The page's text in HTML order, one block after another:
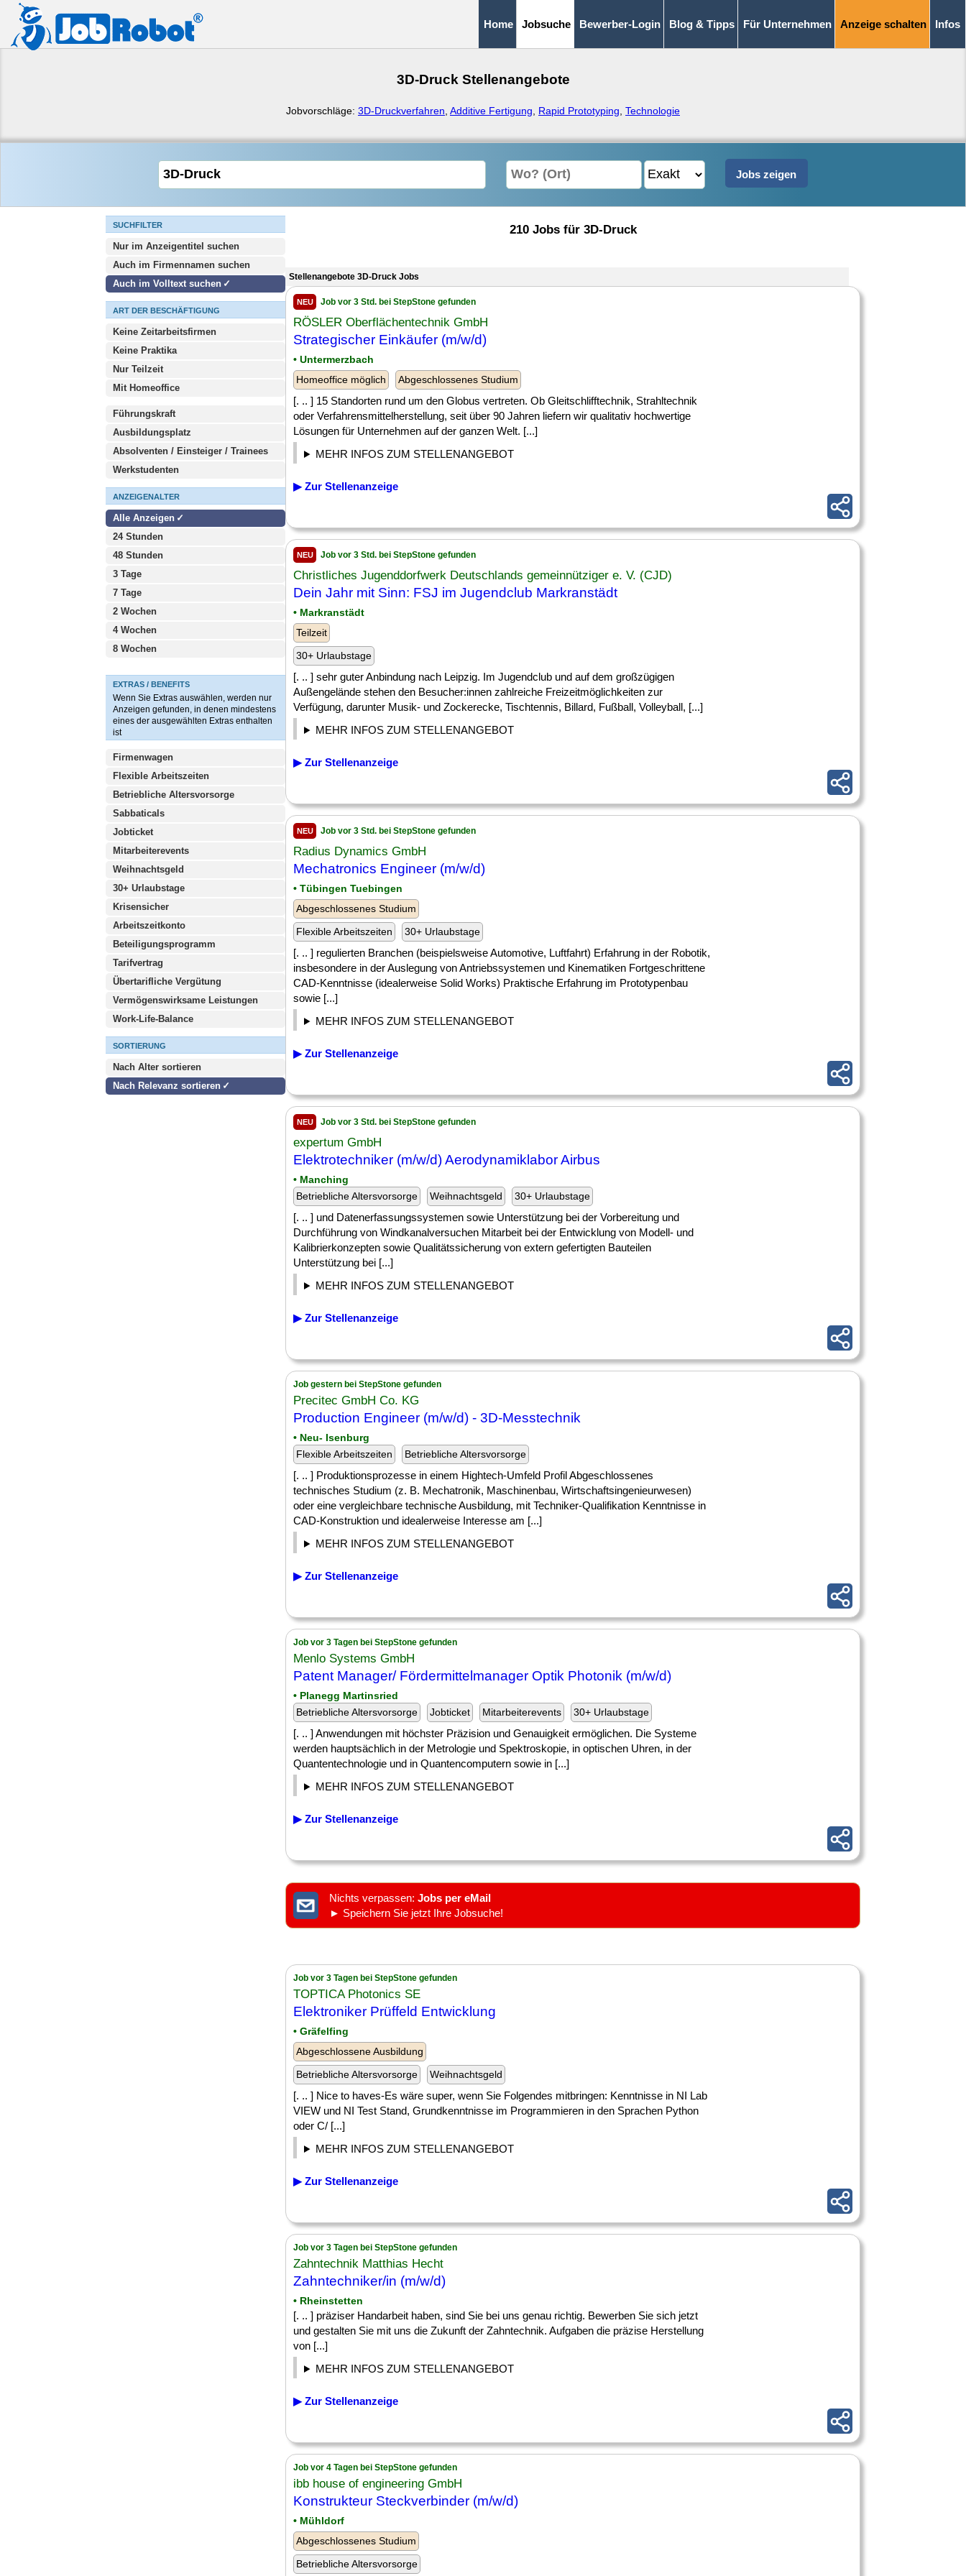
Home Jobsuche Bewerber-Login Blog & Tipps Für Unternehmen Anzeige schalten Infos
3D-Druck Stellenangebote
Jobvorschläge: 3D-Druckverfahren Additive Fertigung Rapid Prototyping Technologie
SUCHFILTER
Nur im Anzeigentitel suchen
Auch im Firmennamen suchen
Auch im Volltext suchen
ART DER BESCHÄFTIGUNG
Keine Zeitarbeitsfirmen
Keine Praktika
Nur Teilzeit
Mit Homeoffice
Führungskraft
Ausbildungsplatz
Absolventen / Einsteiger / Trainees
Werkstudenten
ANZEIGENALTER
Alle Anzeigen
24 Stunden
48 Stunden
3 Tage
7 Tage
2 Wochen
4 Wochen
8 Wochen
EXTRAS / BENEFITS
Wenn Sie Extras auswählen, werden nur
Anzeigen gefunden, in denen mindestens
eines der ausgewählten Extras enthalten
ist
Firmenwagen
Flexible Arbeitszeiten
Betriebliche Altersvorsorge
Sabbaticals
Jobticket
Mitarbeiterevents
Weihnachtsgeld
30+ Urlaubstage
Krisensicher
Arbeitszeitkonto
Beteiligungsprogramm
Tarifvertrag
Übertarifliche Vergütung
Vermögenswirksame Leistungen
Work-Life-Balance
SORTIERUNG
Nach Alter sortieren
Nach Relevanz sortieren
210 Jobs für 3D-Druck
Stellenangebote 3D-Druck Jobs
NEU Job vor 3 Std. bei StepStone gefunden
RÖSLER Oberflächentechnik GmbH
Strategischer Einkäufer (m/w/d)
• Untermerzbach
Homeoffice möglich
Abgeschlossenes Studium
[. .. ] 15 Standorten rund um den Globus vertreten. Ob Gleitschlifftechnik, Strahltechnik
oder Verfahrensmittelherstellung, seit über 90 Jahren liefern wir qualitativ hochwertige
Lösungen für Unternehmen auf der ganzen Welt. [...]
MEHR INFOS ZUM STELLENANGEBOT
▶ Zur Stellenanzeige
NEU Job vor 3 Std. bei StepStone gefunden
Christliches Jugenddorfwerk Deutschlands gemeinnütziger e. V. (CJD)
Dein Jahr mit Sinn: FSJ im Jugendclub Markranstädt
• Markranstädt
Teilzeit
30+ Urlaubstage
[. .. ] sehr guter Anbindung nach Leipzig. Im Jugendclub und auf dem großzügigen
Außengelände stehen den Besucher:innen zahlreiche Freizeitmöglichkeiten zur
Verfügung, darunter Musik- und Zockerecke, Tischtennis, Billard, Fußball, Volleyball, [...]
MEHR INFOS ZUM STELLENANGEBOT
▶ Zur Stellenanzeige
NEU Job vor 3 Std. bei StepStone gefunden
Radius Dynamics GmbH
Mechatronics Engineer (m/w/d)
• Tübingen Tuebingen
Abgeschlossenes Studium
Flexible Arbeitszeiten
30+ Urlaubstage
[. .. ] regulierten Branchen (beispielsweise Automotive, Luftfahrt) Erfahrung in der Robotik,
insbesondere in der Auslegung von Antriebssystemen und Kinematiken Fortgeschrittene
CAD-Kenntnisse (idealerweise Solid Works) Praktische Erfahrung im Prototypenbau
sowie [...]
MEHR INFOS ZUM STELLENANGEBOT
▶ Zur Stellenanzeige
NEU Job vor 3 Std. bei StepStone gefunden
expertum GmbH
Elektrotechniker (m/w/d) Aerodynamiklabor Airbus
• Manching
Betriebliche Altersvorsorge
Weihnachtsgeld 30+ Urlaubstage
[. .. ] und Datenerfassungssystemen sowie Unterstützung bei der Vorbereitung und
Durchführung von Windkanalversuchen Mitarbeit bei der Entwicklung von Modell- und
Kalibrierkonzepten sowie Qualitätssicherung von extern gefertigten Bauteilen
Unterstützung bei [...]
MEHR INFOS ZUM STELLENANGEBOT
▶ Zur Stellenanzeige
Job gestern bei StepStone gefunden
Precitec GmbH Co. KG
Production Engineer (m/w/d) - 3D-Messtechnik
• Neu- Isenburg
Flexible Arbeitszeiten
Betriebliche Altersvorsorge
[. .. ] Produktionsprozesse in einem Hightech-Umfeld Profil Abgeschlossenes
technisches Studium (z. B. Mechatronik, Maschinenbau, Wirtschaftsingenieurwesen)
oder eine vergleichbare technische Ausbildung, mit Techniker-Qualifikation Kenntnisse in
CAD-Konstruktion und idealerweise Interesse am [...]
MEHR INFOS ZUM STELLENANGEBOT
▶ Zur Stellenanzeige
Job vor 3 Tagen bei StepStone gefunden
Menlo Systems GmbH
Patent Manager/ Fördermittelmanager Optik Photonik (m/w/d)
• Planegg Martinsried
Betriebliche Altersvorsorge
Jobticket Mitarbeiterevents 30+ Urlaubstage
[. .. ] Anwendungen mit höchster Präzision und Genauigkeit ermöglichen. Die Systeme
werden hauptsächlich in der Metrologie und Spektroskopie, in optischen Uhren, in der
Quantentechnologie und in Quantencomputern sowie in [...]
MEHR INFOS ZUM STELLENANGEBOT
▶ Zur Stellenanzeige
Nichts verpassen: Jobs per eMail
► Speichern Sie jetzt Ihre Jobsuche!
Job vor 3 Tagen bei StepStone gefunden
TOPTICA Photonics SE
Elektroniker Prüffeld Entwicklung
• Gräfelfing
Abgeschlossene Ausbildung
Betriebliche Altersvorsorge
Weihnachtsgeld
[. .. ] Nice to haves-Es wäre super, wenn Sie Folgendes mitbringen: Kenntnisse in NI Lab
VIEW und NI Test Stand, Grundkenntnisse im Programmieren in den Sprachen Python
oder C/ [...]
MEHR INFOS ZUM STELLENANGEBOT
▶ Zur Stellenanzeige
Job vor 3 Tagen bei StepStone gefunden
Zahntechnik Matthias Hecht
Zahntechniker/in (m/w/d)
• Rheinstetten
[. .. ] präziser Handarbeit haben, sind Sie bei uns genau richtig. Bewerben Sie sich jetzt
und gestalten Sie mit uns die Zukunft der Zahntechnik. Aufgaben die präzise Herstellung
von [...]
MEHR INFOS ZUM STELLENANGEBOT
▶ Zur Stellenanzeige
Job vor 4 Tagen bei StepStone gefunden
ibb house of engineering GmbH
Konstrukteur Steckverbinder (m/w/d)
• Mühldorf
Abgeschlossenes Studium
Betriebliche Altersvorsorge